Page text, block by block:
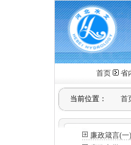
首页 省
当前位置： 首
廉政箴言(一)